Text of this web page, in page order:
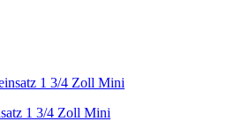
1 3/4 Zoll Mini